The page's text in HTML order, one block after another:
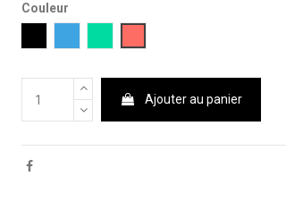
Couleur
Ajouter au panier